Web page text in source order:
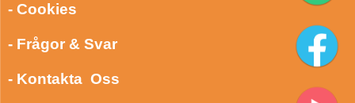
- Cookies
- Frågor & Svar
- Kontakta Oss